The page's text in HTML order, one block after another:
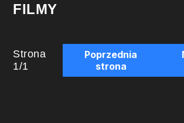
FILMY
Strona
1/1
Poprzednia
strona